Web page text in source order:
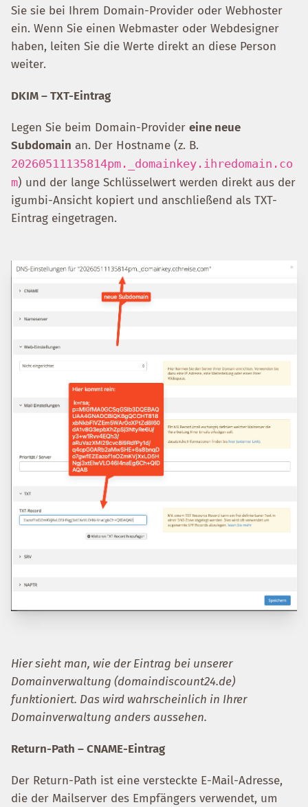
Sie sie bei Ihrem Domain-Provider oder Webhoster
ein. Wenn Sie einen Webmaster oder Webdesigner
haben, leiten Sie die Werte direkt an diese Person
weiter.
DKIM – TXT-Eintrag
Legen Sie beim Domain-Provider eine neue
Subdomain an. Der Hostname (z. B.
20260511135814pm._domainkey.ihredomain.co
m) und der lange Schlüsselwert werden direkt aus der
igumbi-Ansicht kopiert und anschließend als TXT-
Eintrag eingetragen.
Hier sieht man, wie der Eintrag bei unserer
Domainverwaltung (domaindiscount24.de)
funktioniert. Das wird wahrscheinlich in Ihrer
Domainverwaltung anders aussehen.
Return-Path – CNAME-Eintrag
Der Return-Path ist eine versteckte E-Mail-Adresse,
die der Mailserver des Empfängers verwendet, um